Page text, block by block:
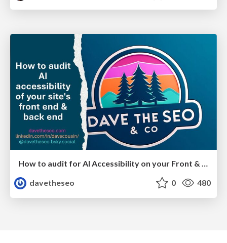
How to audit for AI Accessibility on your Front & Back End
davetheseo
0 480